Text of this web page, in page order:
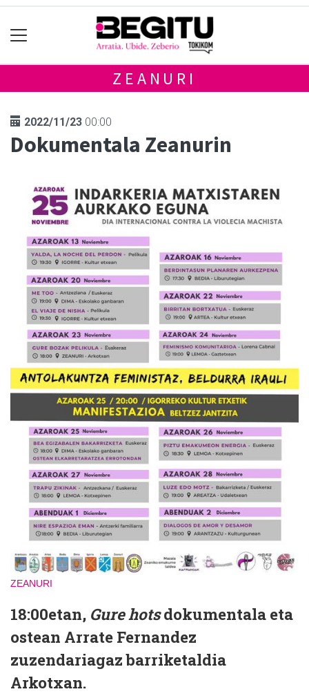
ZEANURI
2022/11/23 00:00
Dokumentala Zeanurin
ZEANURI
18:00etan, Gure hotsdokumentala eta
ostean Arrate Fernandez
zuzendariagaz barriketaldia
Arkotxan.